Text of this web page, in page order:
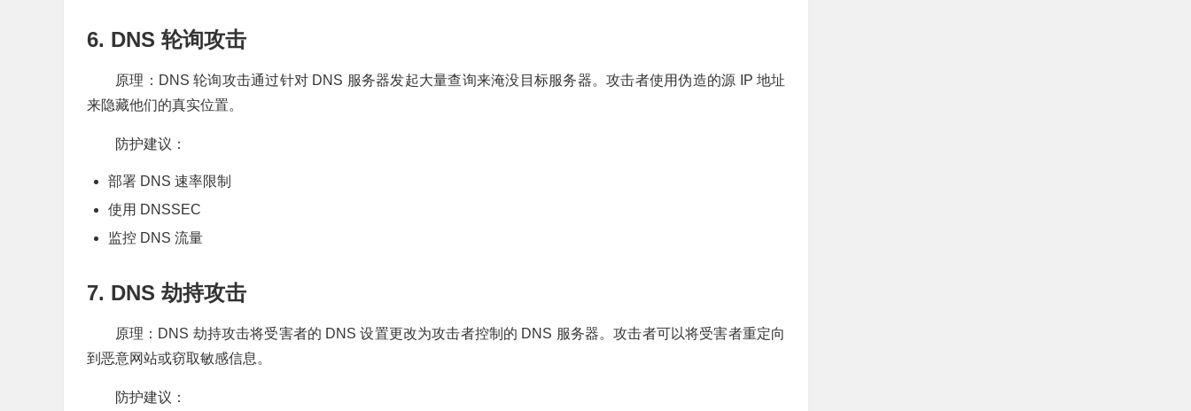
6. DNS 轮询攻击
原理：DNS 轮询攻击通过针对 DNS 服务器发起大量查询来淹没目标服务器。攻击者使用伪造的源 IP 地址
来隐藏他们的真实位置。
防护建议：
部署 DNS 速率限制
使用 DNSSEC
监控 DNS 流量
7. DNS 劫持攻击
原理：DNS 劫持攻击将受害者的 DNS 设置更改为攻击者控制的 DNS 服务器。攻击者可以将受害者重定向
到恶意网站或窃取敏感信息。
防护建议：